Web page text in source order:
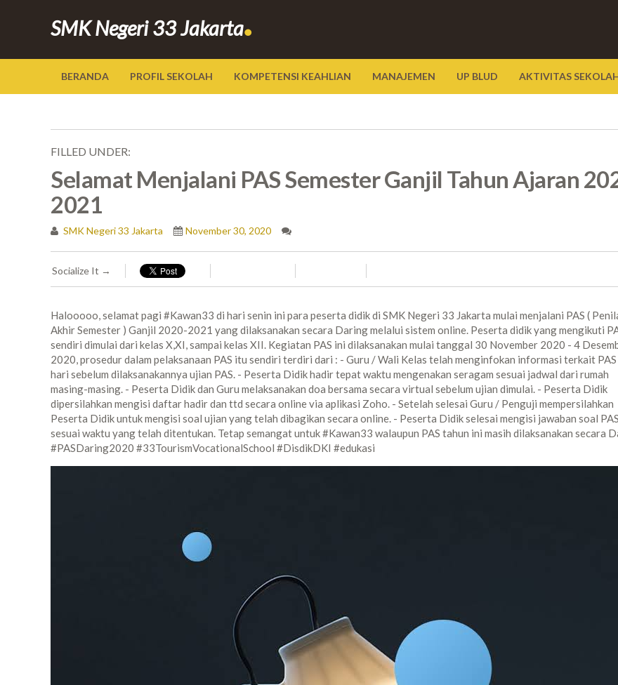
SMK Negeri 33 Jakarta.
BERANDA PROFIL SEKOLAH KOMPETENSI KEAHLIAN MANAJEMEN UP BLUD AKTIVITAS
FILLED UNDER:
Selamat Menjalani PAS Semester Ganjil Tahun Ajaran
2021
SMK Negeri 33 Jakarta November 30, 2020
Socialize It →
Halooooo, selamat pagi #Kawan33 di hari senin ini para peserta didik di SMK Negeri 33 Jakarta mulai menjalani PAS (
Akhir Semester ) Ganjil 2020-2021 yang dilaksanakan secara Daring melalui sistem online. Peserta didik yang mengikuti
sendiri dimulai dari kelas X,XI, sampai kelas XII. Kegiatan PAS ini dilaksanakan mulai tanggal 30 November 2020 - 4
2020, prosedur dalam pelaksanaan PAS itu sendiri terdiri dari : - Guru / Wali Kelas telah menginfokan informasi terkait
hari sebelum dilaksanakannya ujian PAS. - Peserta Didik hadir tepat waktu mengenakan seragam sesuai jadwal dari rumah
masing-masing. - Peserta Didik dan Guru melaksanakan doa bersama secara virtual sebelum ujian dimulai. - Peserta Didik
dipersilahkan mengisi daftar hadir dan ttd secara online via aplikasi Zoho. - Setelah selesai Guru / Penguji mempersilahkan
Peserta Didik untuk mengisi soal ujian yang telah dibagikan secara online. - Peserta Didik selesai mengisi jawaban soal PAS
sesuai waktu yang telah ditentukan. Tetap semangat untuk #Kawan33 walaupun PAS tahun ini masih dilaksanakan secara
#PASDaring2020 #33TourismVocationalSchool #DisdikDKI #edukasi